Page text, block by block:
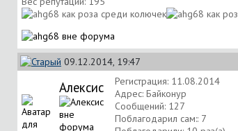
09.12.2014, 19:47
Алексис
Регистрация: 11.08.2014
Адрес: Байконур
Сообщений: 127
Поблагодарил сам:: 7